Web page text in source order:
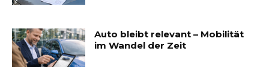
Auto bleibt relevant – Mobilität
im Wandel der Zeit